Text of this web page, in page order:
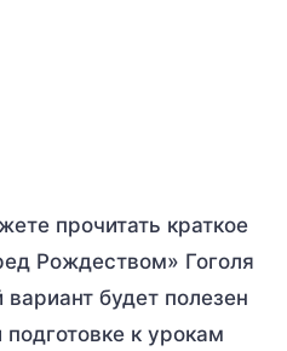
прочитать краткое
Рождеством» Гоголя
будет полезен
к урокам